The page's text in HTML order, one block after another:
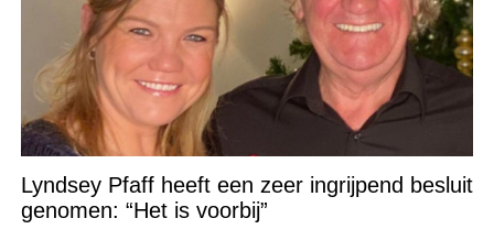
Lyndsey Pfaff heeft een zeer ingrijpend besluit
genomen: “Het is voorbij”